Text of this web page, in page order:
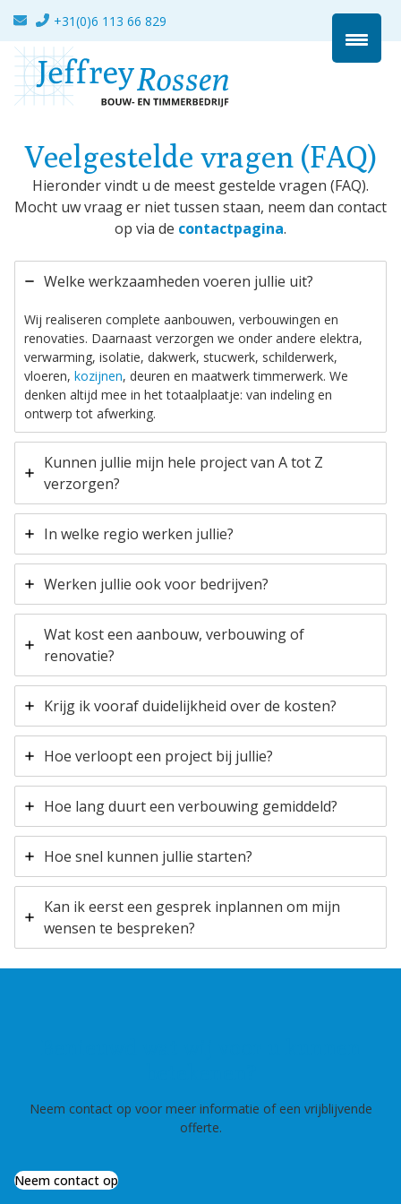
naar
de
inhoud
+31(0)6 113 66 829
Veelgestelde vragen (FAQ)
Hieronder vindt u de meest gestelde vragen (FAQ).
Mocht uw vraag er niet tussen staan, neem dan contact
op via de contactpagina.
Welke werkzaamheden voeren jullie uit?
Wij realiseren complete aanbouwen, verbouwingen en
renovaties. Daarnaast verzorgen we onder andere elektra,
verwarming, isolatie, dakwerk, stucwerk, schilderwerk,
vloeren, kozijnen, deuren en maatwerk timmerwerk. We
denken altijd mee in het totaalplaatje: van indeling en
ontwerp tot afwerking.
Kunnen jullie mijn hele project van A tot Z
verzorgen?
In welke regio werken jullie?
Werken jullie ook voor bedrijven?
Wat kost een aanbouw, verbouwing of
renovatie?
Krijg ik vooraf duidelijkheid over de kosten?
Hoe verloopt een project bij jullie?
Hoe lang duurt een verbouwing gemiddeld?
Hoe snel kunnen jullie starten?
Kan ik eerst een gesprek inplannen om mijn
wensen te bespreken?
Neem contact op voor meer informatie of een vrijblijvende
offerte.
Neem contact op